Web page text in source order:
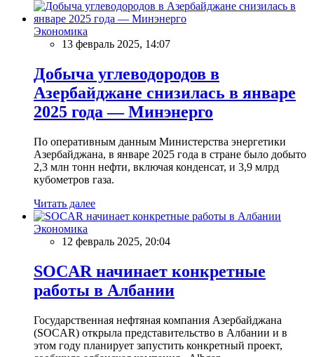
Экономика
13 февраль 2025, 14:07
Добыча углеводородов в
Азербайджане снизилась в январе
2025 года — Минэнерго
По оперативным данным Министерства энергетики
Азербайджана, в январе 2025 года в стране было добыто
2,3 млн тонн нефти, включая конденсат, и 3,9 млрд
кубометров газа.
Читать далее
Экономика
12 февраль 2025, 20:04
SOCAR начинает конкретные
работы в Албании
Государственная нефтяная компания Азербайджана
(SOCAR) открыла представительство в Албании и в
этом году планирует запустить конкретный проект,